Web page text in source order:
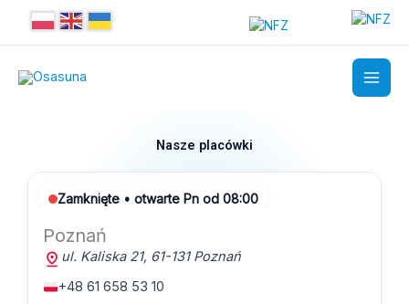
Przejdź
Nasze placówki
Zamknięte • otwarte Pn od 08:00
Poznań
ul. Kaliska 21, 61-131 Poznań
+48 61 658 53 10